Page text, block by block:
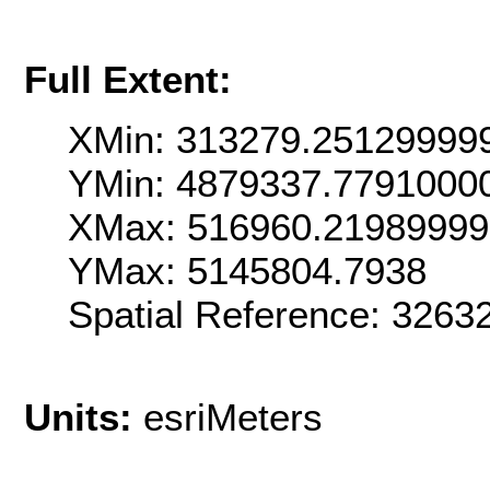
Full Extent:
XMin:
YMin:
XMax:
YMax: 5145804.7938
Spatial Reference:
Units: esriMeters